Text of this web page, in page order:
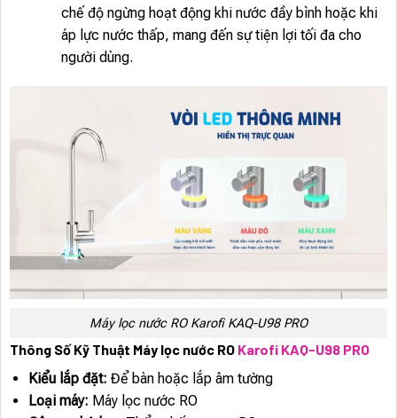
chế độ ngừng hoạt động khi nước đầy bình hoặc khi
áp lực nước thấp, mang đến sự tiện lợi tối đa cho
người dùng.
Máy lọc nước RO Karofi KAQ-U98 PRO
Thông Số Kỹ Thuật Máy lọc nước RO Karofi KAQ-U98 PRO
Kiểu lắp đặt: Để bàn hoặc lắp âm tường
Loại máy: Máy lọc nước RO